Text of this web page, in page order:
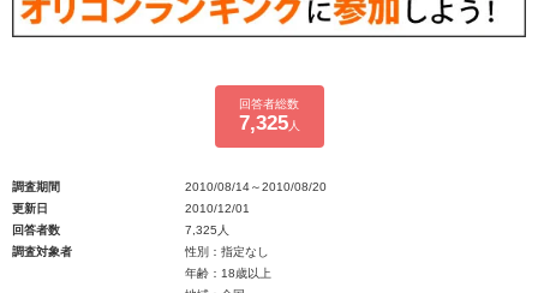
回答者総数
7,325人
調査期間
2010/08/14～2010/08/20
更新日
2010/12/01
回答者数
7,325人
調査対象者
性別：指定なし
年齢：18歳以上